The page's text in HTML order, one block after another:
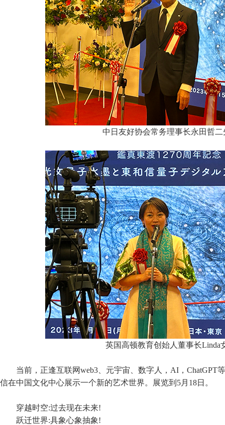
中日友好协会常务理事长永田哲二
英国高顿教育创始人董事长Linda
当前，正逢互联网web3、元宇宙、数字人，AI，ChatGPT
信在中国文化中心展示一个新的艺术世界。展览到5月18日。
穿越时空:过去现在未来!
跃迁世界:具象心象抽象!